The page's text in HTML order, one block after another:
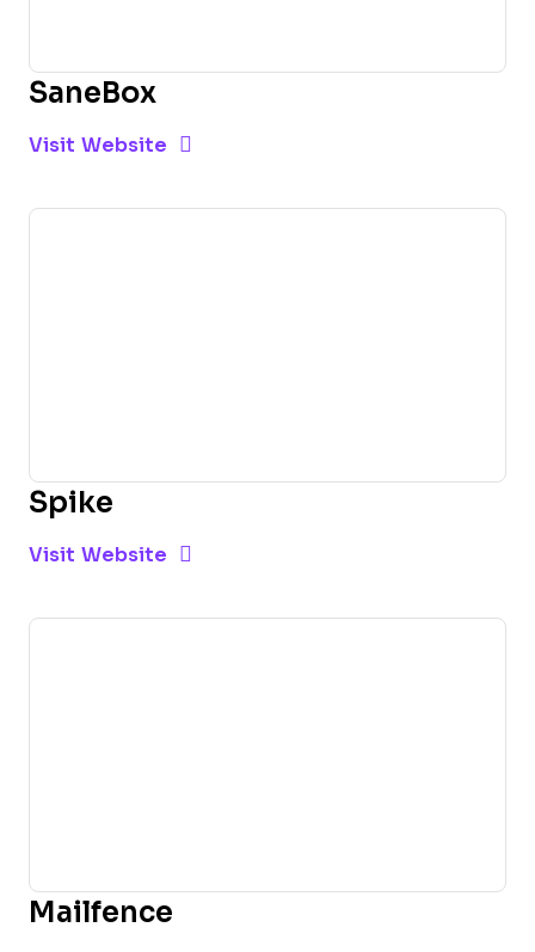
SaneBox
Visit Website Opens New Window
Spike
Visit Website Opens New Window
Mailfence